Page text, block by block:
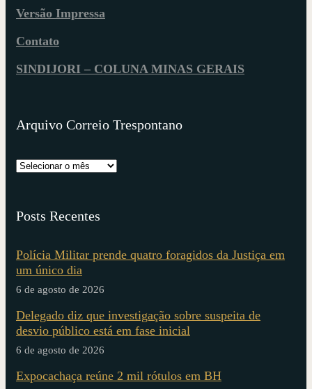
Versão Impressa
Contato
SINDIJORI – COLUNA MINAS GERAIS
Arquivo Correio Trespontano
Posts Recentes
Polícia Militar prende quatro foragidos da Justiça em
um único dia
6 de agosto de 2026
Delegado diz que investigação sobre suspeita de
desvio público está em fase inicial
6 de agosto de 2026
Expocachaça reúne 2 mil rótulos em BH